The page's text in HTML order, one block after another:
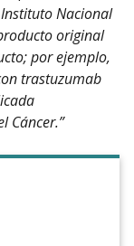
Nacional
original
por ejemplo,
trastuzumab
Cáncer.”